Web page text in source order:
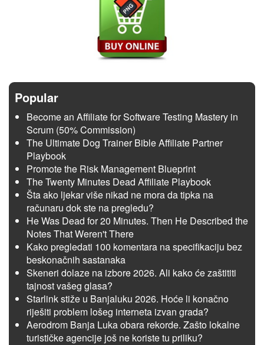
Popular
Become an Affiliate for Software Testing Mastery in
Scrum (50% Commission)
The Ultimate Dog Trainer Bible Affiliate Partner
Playbook
Promote the Risk Management Blueprint
The Twenty Minutes Dead Affiliate Playbook
Šta ako ljekar više nikad ne mora da tipka na
računaru dok ste na pregledu?
He Was Dead for 20 Minutes. Then He Described the
Notes That Weren't There
Kako pregledati 100 komentara na specifikaciju bez
beskonačnih sastanaka
Skeneri dolaze na izbore 2026. Ali kako će zaštititi
tajnost vašeg glasa?
Starlink stiže u Banjaluku 2026. Hoće li konačno
riješiti problem lošeg interneta izvan grada?
Aerodrom Banja Luka obara rekorde. Zašto lokalne
turističke agencije još ne koriste tu priliku?